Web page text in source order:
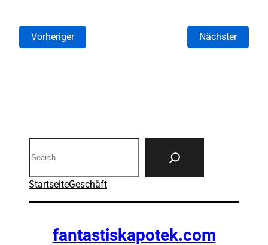
Vorheriger Nächster
StartseiteGeschäft
fantastiskapotek.com